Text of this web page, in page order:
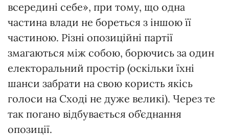
всередині себе», при тому, що одна
частина влади не бореться з іншою її
частиною. Різні опозиційні партії
змагаються між собою, борючись за один
електоральний простір (оскільки їхні
шанси забрати на свою користь якісь
голоси на Сході не дуже великі). Через те
так погано відбувається об’єднання
опозиції.